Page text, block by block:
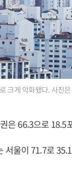
크게 악화됐다. 사진
은 66.3으로 18.5
서울이 71.7로